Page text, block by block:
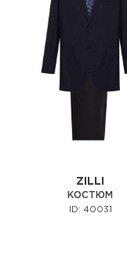
ZILLI
КОСТЮМ
ID: 40031